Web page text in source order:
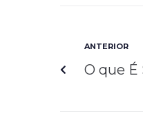
ANTERIOR
O que É